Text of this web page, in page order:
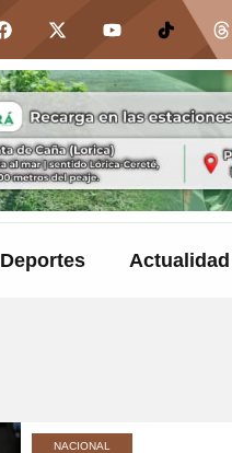
Deportes Actualidad
NACIONAL